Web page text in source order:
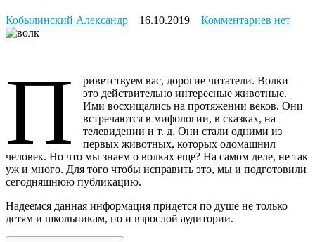
Кобылинский Александр 16.10.2019 Комментариев к
волках
нет
П
риветствуем вас, дорогие читатели. Волки —
это действительно интересные животные.
Ими восхищались на протяжении веков. Они
встречаются в мифологии, в сказках, на
телевидении и т. д. Они стали одними из
первых животных, которых одомашнил
человек. Но что мы знаем о волках еще? На самом деле, не так
уж и много. Для того чтобы исправить это, мы и подготовили
сегодняшнюю публикацию.
Надеемся данная информация придется по душе не только
детям и школьникам, но и взрослой аудитории.